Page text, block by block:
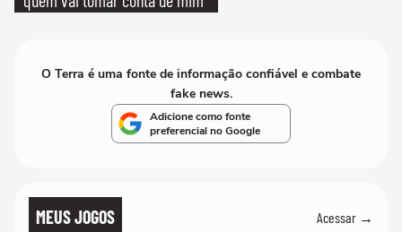
O Terra é uma fonte de informação confiável e combate
fake news.
Adicione como fonte
preferencial no Google
MEUS JOGOS Acessar →